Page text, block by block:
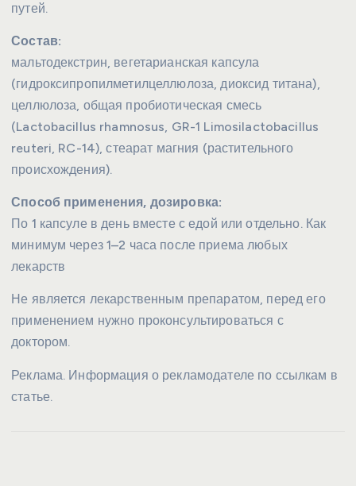
путей.
Состав:
мальтодекстрин, вегетарианская капсула
(гидроксипропилметилцеллюлоза, диоксид титана),
целлюлоза, общая пробиотическая смесь
(Lactobacillus rhamnosus, GR-1 Limosilactobacillus
reuteri, RC-14), стеарат магния (растительного
происхождения).
Способ применения, дозировка:
По 1 капсуле в день вместе с едой или отдельно. Как
минимум через 1–2 часа после приема любых
лекарств
Не является лекарственным препаратом, перед его
применением нужно проконсультироваться с
доктором.
Реклама. Информация о рекламодателе по ссылкам в
статье.